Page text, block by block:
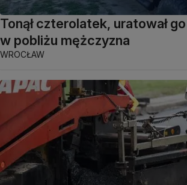
Tonął czterolatek, uratował
w pobliżu mężczyzna
WROCŁAW